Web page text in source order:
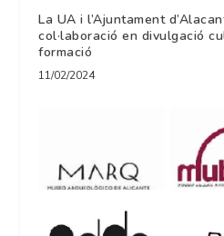
La UA i l’Ajuntament
col·laboració en divulgació
formació
11/02/2024